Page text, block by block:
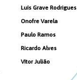
Luís Grave Rodrigues
Onofre Varela
Paulo Ramos
Ricardo Alves
Vítor Julião